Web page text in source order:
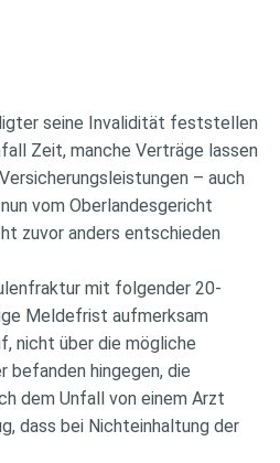
seine Invalidität feststellen
Zeit, manche Verträge lassen
– auch
vom Oberlandesgericht
zuvor anders entschieden
mit folgender 20-
Meldefrist aufmerksam
nicht über die mögliche
befanden hingegen, die
dem Unfall von einem Arzt
dass bei Nichteinhaltung der